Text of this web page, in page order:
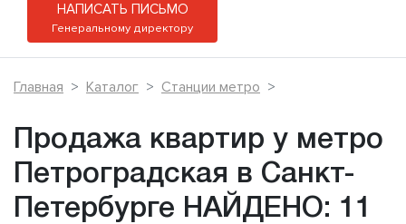
НАПИСАТЬ ПИСЬМО
Генеральному директору
Главная Каталог Станции метро
Продажа квартир у метро
Петроградская в Санкт-
Петербурге НАЙДЕНО: 11